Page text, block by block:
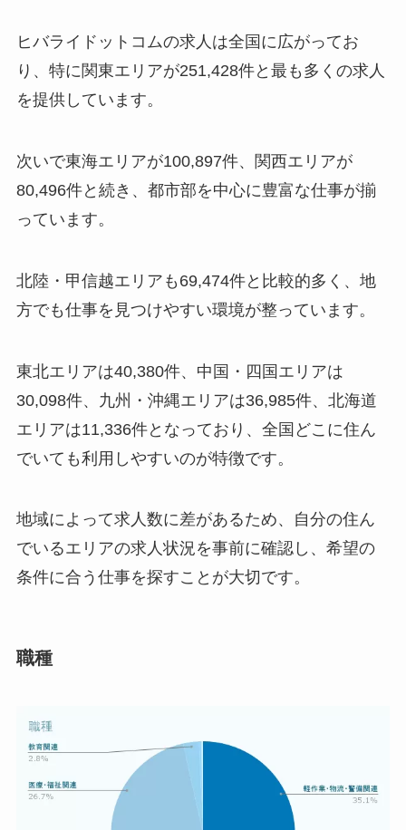
ヒバライドットコムの求人は全国に広がってお
り、特に関東エリアが251,428件と最も多くの求人
を提供しています。
次いで東海エリアが100,897件、関西エリアが
80,496件と続き、都市部を中心に豊富な仕事が揃
っています。
北陸・甲信越エリアも69,474件と比較的多く、地
方でも仕事を見つけやすい環境が整っています。
東北エリアは40,380件、中国・四国エリアは
30,098件、九州・沖縄エリアは36,985件、北海道
エリアは11,336件となっており、全国どこに住ん
でいても利用しやすいのが特徴です。
地域によって求人数に差があるため、自分の住ん
でいるエリアの求人状況を事前に確認し、希望の
条件に合う仕事を探すことが大切です。
職種